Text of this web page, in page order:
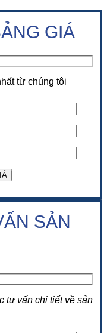
GIÁ
từ chúng tôi
SẢN
tư vấn chi tiết về sản